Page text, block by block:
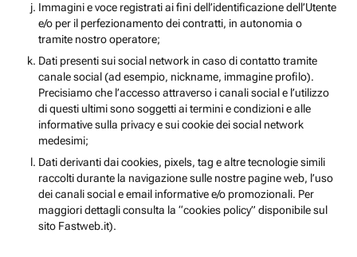
Immagini e voce registrati ai fini dell’identificazione dell’Utente
e/o per il perfezionamento dei contratti, in autonomia o
tramite nostro operatore;
Dati presenti sui social network in caso di contatto tramite
canale social (ad esempio, nickname, immagine profilo).
Precisiamo che l’accesso attraverso i canali social e l’utilizzo
di questi ultimi sono soggetti ai termini e condizioni e alle
informative sulla privacy e sui cookie dei social network
medesimi;
Dati derivanti dai cookies, pixels, tag e altre tecnologie simili
raccolti durante la navigazione sulle nostre pagine web, l’uso
dei canali social e email informative e/o promozionali. Per
maggiori dettagli consulta la “cookies policy” disponibile sul
sito Fastweb.it).